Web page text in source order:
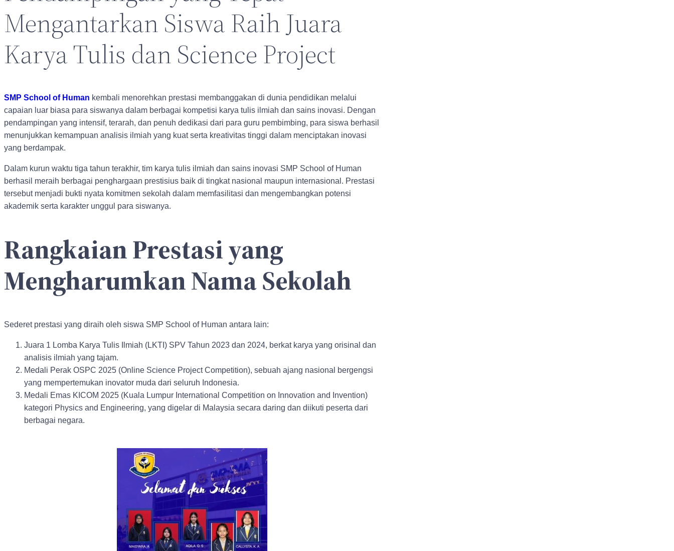
Mengantarkan Siswa Raih Juara
Karya Tulis dan Science Project
SMP School of Human kembali menorehkan prestasi membanggakan di dunia pendidikan melalui
capaian luar biasa para siswanya dalam berbagai kompetisi karya tulis ilmiah dan sains inovasi. Dengan
pendampingan yang intensif, terarah, dan penuh dedikasi dari para guru pembimbing, para siswa berhasil
menunjukkan kemampuan analisis ilmiah yang kuat serta kreativitas tinggi dalam menciptakan inovasi
yang berdampak.
Dalam kurun waktu tiga tahun terakhir, tim karya tulis ilmiah dan sains inovasi SMP School of Human
berhasil meraih berbagai penghargaan prestisius baik di tingkat nasional maupun internasional. Prestasi
tersebut menjadi bukti nyata komitmen sekolah dalam memfasilitasi dan mengembangkan potensi
akademik serta karakter unggul para siswanya.
Rangkaian Prestasi yang
Mengharumkan Nama Sekolah
Sederet prestasi yang diraih oleh siswa SMP School of Human antara lain:
Juara 1 Lomba Karya Tulis Ilmiah (LKTI) SPV Tahun 2023 dan 2024, berkat karya yang orisinal dan
analisis ilmiah yang tajam.
Medali Perak OSPC 2025 (Online Science Project Competition), sebuah ajang nasional bergengsi
yang mempertemukan inovator muda dari seluruh Indonesia.
Medali Emas KICOM 2025 (Kuala Lumpur International Competition on Innovation and Invention)
kategori Physics and Engineering, yang digelar di Malaysia secara daring dan diikuti peserta dari
berbagai negara.